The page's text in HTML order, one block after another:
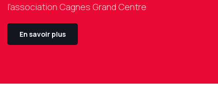
l'association Cagnes Grand Centre
En savoir plus